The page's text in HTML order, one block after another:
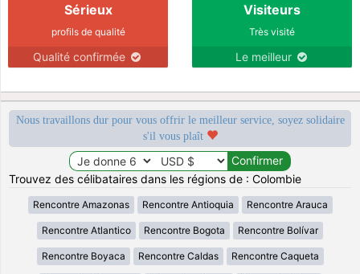
Sérieux
profils de qualité
Qualité confirmée
Visiteurs
Très visité
Le meilleur
Nous travaillons dur pour vous offrir le meilleur service, soyez solidaire
s'il vous plaît
Trouvez des célibataires dans les régions de : Colombie
Rencontre Amazonas Rencontre Antioquia Rencontre Arauca
Rencontre Atlantico Rencontre Bogota Rencontre Bolívar
Rencontre Boyaca Rencontre Caldas Rencontre Caqueta